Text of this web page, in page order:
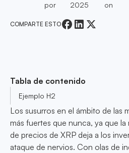
por
2025
on
COMPARTE ESTO
Tabla de contenido
Ejemplo H2
Los susurros en el ámbito de las
más fuertes que nunca, ya que
de precios de XRP deja a los
ataque de nervios. Con olas de